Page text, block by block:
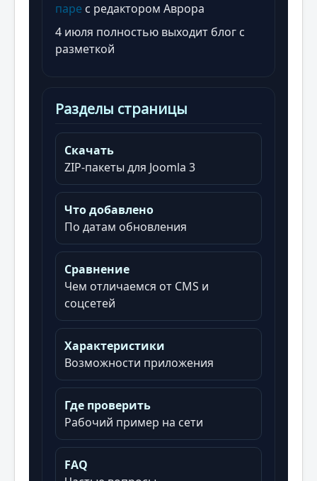
паре с редактором Аврора
4 июля полностью выходит блог с
разметкой
Разделы страницы
Скачать
ZIP-пакеты для Joomla 3
Что добавлено
По датам обновления
Сравнение
Чем отличаемся от CMS и
соцсетей
Характеристики
Возможности приложения
Где проверить
Рабочий пример на сети
FAQ